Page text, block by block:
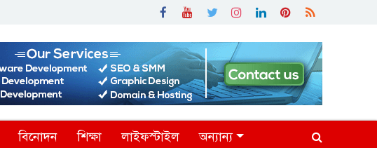
বিনোদন শিক্ষা লাইফস্টাইল অন্যান্য